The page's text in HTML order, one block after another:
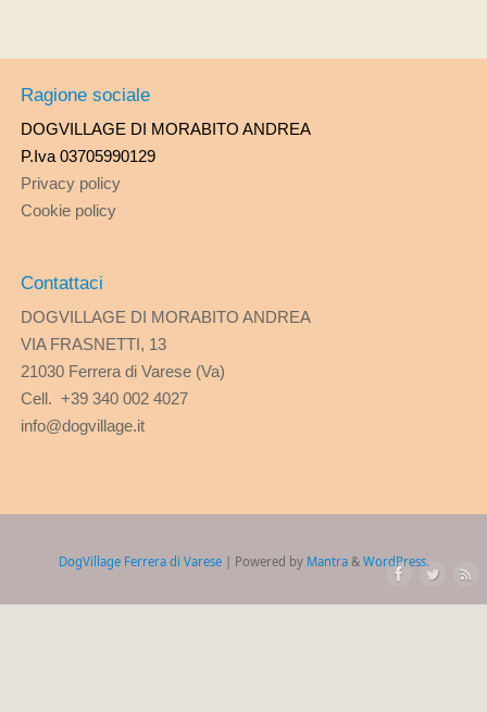
Ragione sociale
DOGVILLAGE DI MORABITO ANDREA
P.Iva 03705990129
Privacy policy
Cookie policy
Contattaci
DOGVILLAGE DI MORABITO ANDREA
VIA FRASNETTI, 13
21030 Ferrera di Varese (Va)
Cell. +39 340 002 4027
info@dogvillage.it
DogVillage Ferrera di Varese| Powered by Mantra& WordPress.